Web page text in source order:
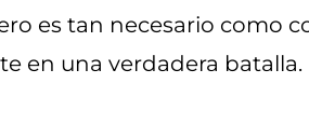
es tan necesario como
en una verdadera batalla.